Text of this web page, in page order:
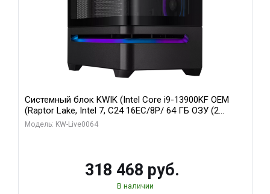
Системный блок KWIK (Intel Core i9-13900KF OEM
(Raptor Lake, Intel 7, C24 16EC/8P/ 64 ГБ ОЗУ (2
модуля)/ ASUS RTX5080 PROART OC 16GB GDDR7
Модель: KW-Live0064
318 468 руб.
В наличии